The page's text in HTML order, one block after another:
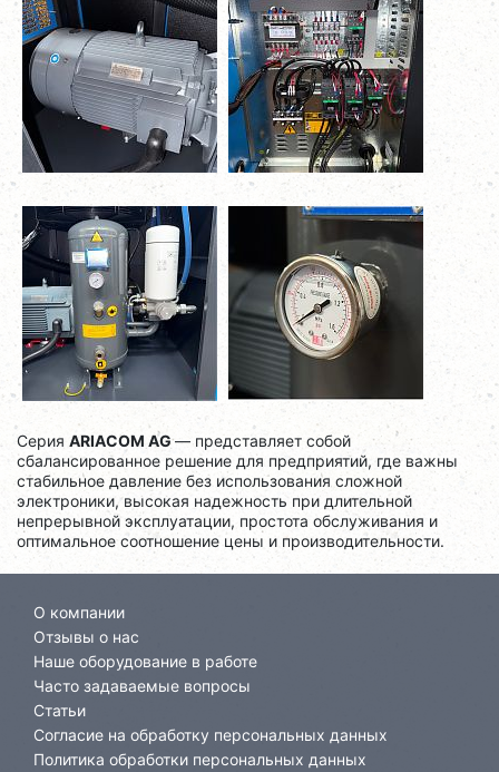
Серия ARIACOM AG— представляет собой
сбалансированное решение для предприятий, где важны
стабильное давление без использования сложной
электроники, высокая надежность при длительной
непрерывной эксплуатации, простота обслуживания и
оптимальное соотношение цены и производительности.
О компании
Отзывы о нас
Наше оборудование в работе
Часто задаваемые вопросы
Статьи
Согласие на обработку персональных данных
Политика обработки персональных данных